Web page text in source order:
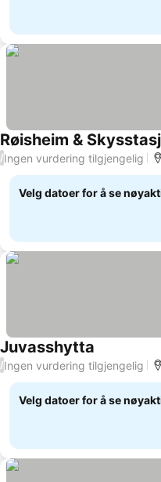
Røisheim &
/Ingen vurdering tilgjengelig
Velg datoer for å se
Juvasshytta
/Ingen vurdering tilgjengelig
Velg datoer for å se